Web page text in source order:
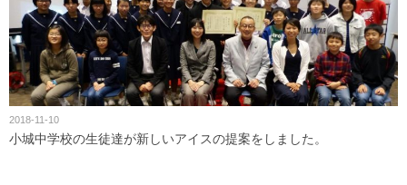
2018-11-10
小城中学校の生徒達が新しいアイスの提案をしました。